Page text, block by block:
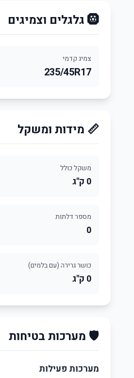
🛞 גלגלים וצמיגים
צמיג קדמי
235/45R17
📏 מידות ומשקל
משקל כולל
0 ק"ג
מספר דלתות
0
כושר גרירה (עם בלמים)
0 ק"ג
🛡️ מערכות בטיחות
מערכות פעילות